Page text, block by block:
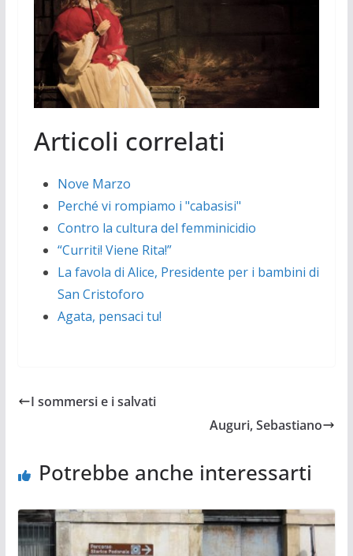
Articoli correlati
Nove Marzo
Perché vi rompiamo i "cabasisi"
Contro la cultura del femminicidio
“Curriti! Viene Rita!”
La favola di Alice, Presidente per i bambini di
San Cristoforo
Agata, pensaci tu!
I sommersi e i salvati
Auguri, Sebastiano
Potrebbe anche interessarti